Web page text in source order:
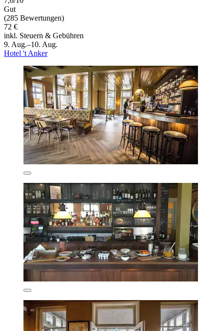
Gut
(285 Bewertungen)
72 €
inkl. Steuern & Gebühren
9. Aug.–10. Aug.
Hotel 't Anker